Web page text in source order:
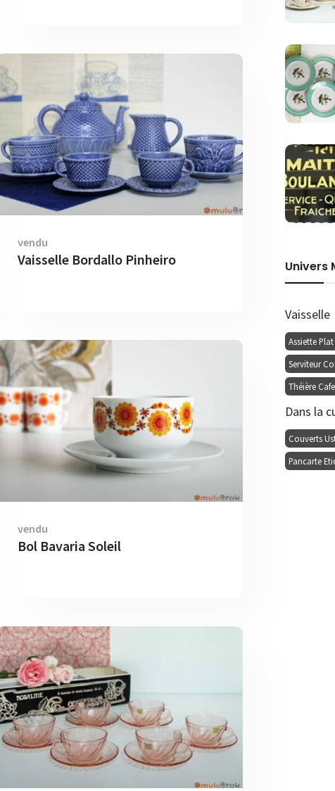
vendu
Vaisselle Bordallo Pinheiro
vendu
Bol Bavaria Soleil
Univers
Vaisselle
Assiette
Serviteur
Théière
Dans la
Couverts
Pancarte